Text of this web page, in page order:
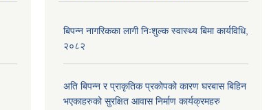
बिपन्न नागरिकका लागी निःशुल्क स्वास्थ्य बिमा कार्यविधि,
२०८२
अति बिपन्न र प्राकृतिक प्रकोपको कारण घरबास बिहिन
भएकाहरुको सुरक्षित आवास निर्माण कार्यक्रमहरु